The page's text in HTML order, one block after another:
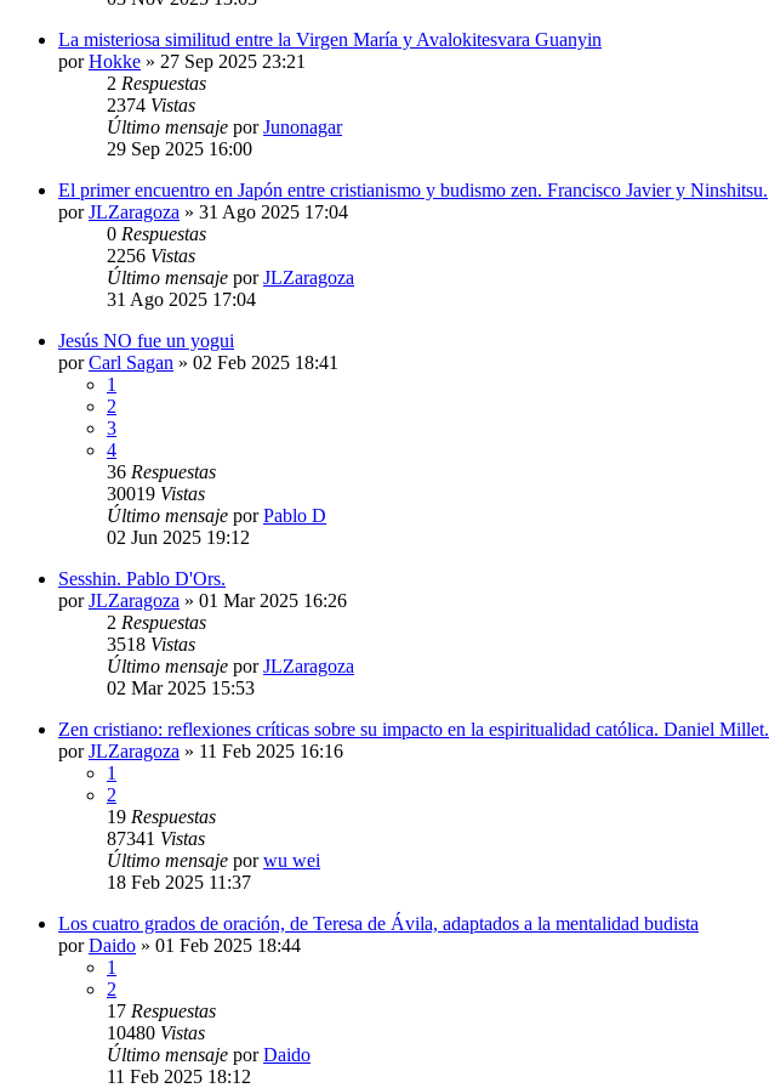
La misteriosa similitud entre la Virgen María y Avalokitesvara Guanyin
porHokke » 27 Sep 2025 23:21
2 Respuestas
2374 Vistas
Último mensaje porJunonagar
29 Sep 2025 16:00
El primer encuentro en Japón entre cristianismo y budismo zen. Francisco Javier y Ninshitsu.
porJLZaragoza » 31 Ago 2025 17:04
0 Respuestas
2256 Vistas
Último mensaje porJLZaragoza
31 Ago 2025 17:04
Jesús NO fue un yogui
porCarl Sagan » 02 Feb 2025 18:41
1
2
3
4
36 Respuestas
30019 Vistas
Último mensaje porPablo D
02 Jun 2025 19:12
Sesshin. Pablo D'Ors.
porJLZaragoza » 01 Mar 2025 16:26
2 Respuestas
3518 Vistas
Último mensaje porJLZaragoza
02 Mar 2025 15:53
Zen cristiano: reflexiones críticas sobre su impacto en la espiritualidad católica. Daniel Millet.
porJLZaragoza » 11 Feb 2025 16:16
1
2
19 Respuestas
87341 Vistas
Último mensaje porwu wei
18 Feb 2025 11:37
Los cuatro grados de oración, de Teresa de Ávila, adaptados a la mentalidad budista
porDaido » 01 Feb 2025 18:44
1
2
17 Respuestas
10480 Vistas
Último mensaje porDaido
11 Feb 2025 18:12